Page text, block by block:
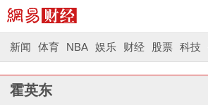
新闻 体育 NBA 娱乐 财经 股票 科技
霍英东